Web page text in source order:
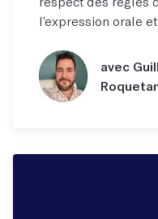
l’expression orale et
avec